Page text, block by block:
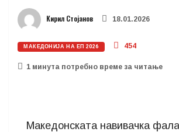
Кирил Стојанов 18.01.2026
МАКЕДОНИЈА НА ЕП 2026 454
1 минутa потребно време за читање
Македонската навивачка